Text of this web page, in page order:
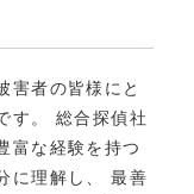
害者の皆様にと
す。 総合探偵社
富な経験を持つ
に理解し、 最善